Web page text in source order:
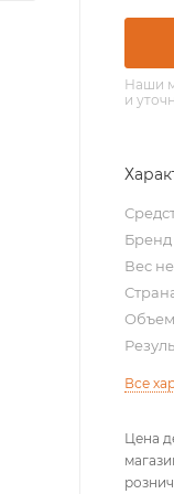
Наши
и
Бренд
Вес
Объем
Все
Цена